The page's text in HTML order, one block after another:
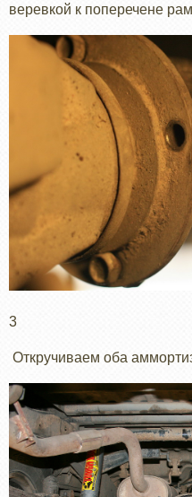
веревкой к поперечене
3
Откручиваем оба